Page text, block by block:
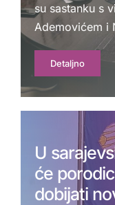
su sastanku s
Ademovićem i
Detaljno
U
će
dobijati